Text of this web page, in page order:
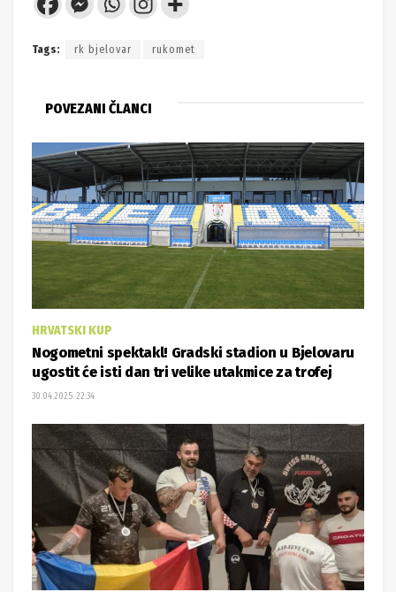
Tags: rk bjelovar rukomet
POVEZANI ČLANCI
HRVATSKI KUP
Nogometni spektakl! Gradski stadion u Bjelovaru
ugostit će isti dan tri velike utakmice za trofej
30.04.2025. 22:34